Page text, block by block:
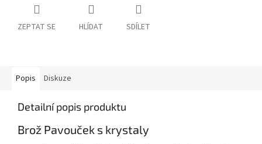
ZEPTAT SE HLÍDAT SDÍLET
Popis Diskuze
Detailní popis produktu
Brož Pavouček s krystaly